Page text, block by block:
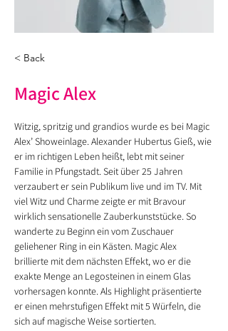
< Back
Magic Alex
Witzig, spritzig und grandios wurde es bei Magic
Alex’ Showeinlage. Alexander Hubertus Gieß, wie
er im richtigen Leben heißt, lebt mit seiner
Familie in Pfungstadt. Seit über 25 Jahren
verzaubert er sein Publikum live und im TV. Mit
viel Witz und Charme zeigte er mit Bravour
wirklich sensationelle Zauberkunststücke. So
wanderte zu Beginn ein vom Zuschauer
geliehener Ring in ein Kästen. Magic Alex
brillierte mit dem nächsten Effekt, wo er die
exakte Menge an Legosteinen in einem Glas
vorhersagen konnte. Als Highlight präsentierte
er einen mehrstufigen Effekt mit 5 Würfeln, die
sich auf magische Weise sortierten.